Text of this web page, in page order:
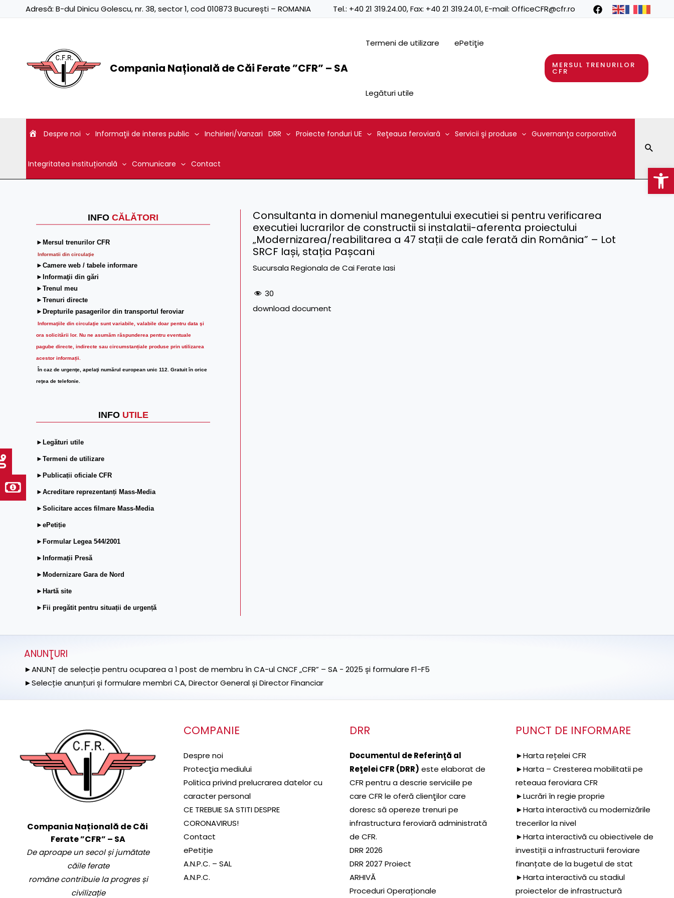
Adresă: B-dul Dinicu Golescu, nr. 38, sector 1, cod 010873 București – ROMANIA Tel.: +40 21 319.24.00, Fax: +40 21 319.24.01, E-mail: OfficeCFR@cfr.ro
Compania Națională de Căi Ferate ”CFR” – SA
Termeni de utilizare ePetiţie
Legături utile
MERSUL TRENURILOR
CFR
Despre noi Informaţii de interes public Inchirieri/Vanzari DRR Proiecte fonduri UE Reţeaua feroviară Servicii şi produse Guvernanţa corporativă
Integritatea instituțională Comunicare Contact
INFO CĂLĂTORI
►Mersul trenurilor CFR
Informatii din circulaţie
►Camere web / tabele informare
►Informaţii din gări
►Trenul meu
►Trenuri directe
►Drepturile pasagerilor din transportul feroviar
Informaţiile din circulaţie sunt variabile, valabile doar pentru data şi
ora solicitării lor. Nu ne asumăm răspunderea pentru eventuale
pagube directe, indirecte sau circumstanțiale produse prin utilizarea
acestor informații.
În caz de urgenţe, apelaţi numărul european unic 112. Gratuit în orice
reţea de telefonie.
INFO UTILE
►Legături utile
►Termeni de utilizare
►Publicații oficiale CFR
►Acreditare reprezentanți Mass-Media
►Solicitare acces filmare Mass-Media
►ePetiție
►Formular Legea 544/2001
►Informații Presă
►Modernizare Gara de Nord
►Hartă site
►Fii pregătit pentru situații de urgență
Consultanta in domeniul manegentului executiei si pentru verificarea
executiei lucrarilor de constructii si instalatii-aferenta proiectului
„Modernizarea/reabilitarea a 47 stații de cale ferată din România” – Lot
SRCF Iași, stația Pașcani
Sucursala Regionala de Cai Ferate Iasi
30
download document
ANUNŢURI
►ANUNȚ de selecție pentru ocuparea a 1 post de membru în CA-ul CNCF „CFR” – SA - 2025 și formulare F1-F5
►Selecție anunțuri și formulare membri CA, Director General și Director Financiar
Compania Națională de Căi
Ferate ”CFR” – SA
De aproape un secol și jumătate
căile ferate
române contribuie la progres și
civilizație
COMPANIE
Despre noi
Protecţia mediului
Politica privind prelucrarea datelor cu
caracter personal
CE TREBUIE SA STITI DESPRE
CORONAVIRUS!
Contact
ePetiție
A.N.P.C. – SAL
A.N.P.C.
DRR
Documentul de Referinţă al
Reţelei CFR (DRR) este elaborat de
CFR pentru a descrie serviciile pe
care CFR le oferă clienţilor care
doresc să opereze trenuri pe
infrastructura feroviară administrată
de CFR.
DRR 2026
DRR 2027 Proiect
ARHIVĂ
Proceduri Operaționale
PUNCT DE INFORMARE
►Harta rețelei CFR
►Harta – Cresterea mobilitatii pe
reteaua feroviara CFR
►Lucrări în regie proprie
►Harta interactivă cu modernizările
trecerilor la nivel
►Harta interactivă cu obiectivele de
investiții a infrastructurii feroviare
finanțate de la bugetul de stat
►Harta interactivă cu stadiul
proiectelor de infrastructură